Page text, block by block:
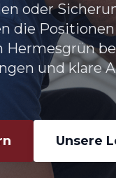
oder
die
Hermesgrün
und klare
Unsere